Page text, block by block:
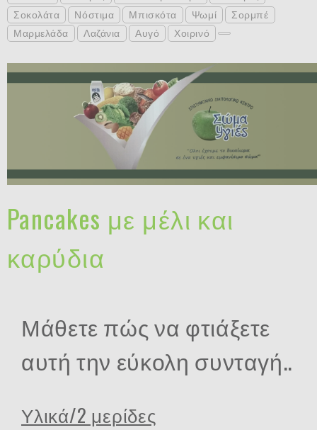
Σοκολάτα
Νόστιμα Μπισκότα Ψωμί
Σορμπέ
Μαρμελάδα
Λαζάνια Αυγό Χοιρινό
Pancakes με μέλι και
καρύδια
Μάθετε πώς να φτιάξετε
αυτή την εύκολη συνταγή..
Υλικά/2 μερίδες